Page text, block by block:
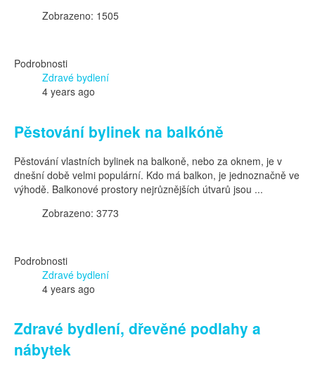
Zobrazeno: 1505
Podrobnosti
Zdravé bydlení
4 years ago
Pěstování bylinek na balkóně
Pěstování vlastních bylinek na balkoně, nebo za oknem, je v
dnešní době velmi populární. Kdo má balkon, je jednoznačně ve
výhodě. Balkonové prostory nejrůznějších útvarů jsou ...
Zobrazeno: 3773
Podrobnosti
Zdravé bydlení
4 years ago
Zdravé bydlení, dřevěné podlahy a
nábytek